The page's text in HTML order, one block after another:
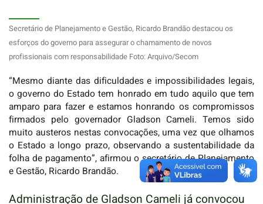
Secretário de Planejamento e Gestão, Ricardo Brandão destacou os
esforços do governo para assegurar o chamamento de novos
profissionais com responsabilidade Foto: Arquivo/Secom
“Mesmo diante das dificuldades e impossibilidades legais,
o governo do Estado tem honrado em tudo aquilo que tem
amparo para fazer e estamos honrando os compromissos
firmados pelo governador Gladson Cameli. Temos sido
muito austeros nestas convocações, uma vez que olhamos
o Estado a longo prazo, observando a sustentabilidade da
folha de pagamento”, afirmou o secretário de Planejamento
e Gestão, Ricardo Brandão.
Administração de Gladson Cameli já convocou